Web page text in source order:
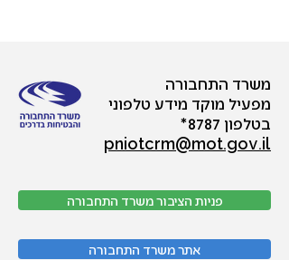
משרד התחבורה
מפעיל מוקד מידע טלפוני
בטלפון 8787*
pniotcrm@mot.gov.il
פניות הציבור משרד התחבורה
אתר משרד התחבורה